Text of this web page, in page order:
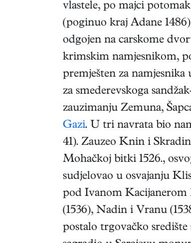
vlastele, po majci
(poginuo kraj Adane
odgojen na carskome
krimskim namjesnikom,
premješten za
za smederevskoga
zauzimanju Zemuna,
Gazi. U tri navrata bio
41). Zauzeo Knin i
Mohačkoj bitki 1526.,
sudjelovao u osvajanju
pod Ivanom Kacijanerom
(1536), Nadin i Vranu
postalo trgovačko